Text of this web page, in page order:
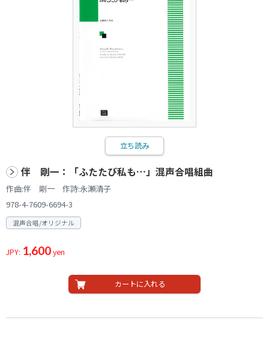
立ち読み
伴 剛一：「ふたたび私も…」混声合唱組曲
作曲:伴 剛一 作詩:永瀬清子
978-4-7609-6694-3
混声合唱/オリジナル
JPY: 1,600yen
カートに入れる